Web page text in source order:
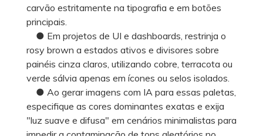
carvão estritamente na tipografia e em botões
principais.
● Em projetos de UI e dashboards, restrinja o
rosy brown a estados ativos e divisores sobre
painéis cinza claros, utilizando cobre, terracota ou
verde sálvia apenas em ícones ou selos isolados.
● Ao gerar imagens com IA para essas paletas,
especifique as cores dominantes exatas e exija
"luz suave e difusa" em cenários minimalistas para